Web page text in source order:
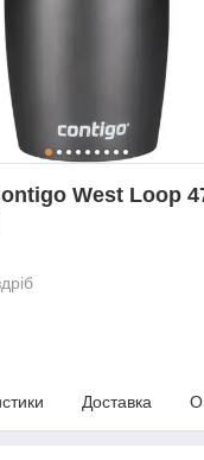
West Loop
Доставка